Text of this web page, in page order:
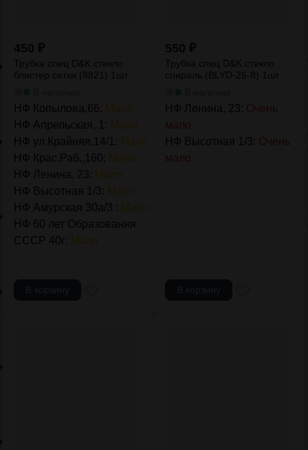
Трубка спец D&K стекло
блистер сетки (8821) 1шт
НФ Копылова,66: Мало
НФ Апрельская, 1: Мало
НФ ул.Крайняя,14/1: Мало
НФ Крас.Раб.,160: Мало
НФ Ленина, 23: Мало
НФ Высотная 1/3: Мало
НФ Амурская 30а/3 : Мало
НФ 60 лет Образования
СССР 40г: Мало
Трубка спец D&K стекло
спираль (BLYD-26-8) 1шт
НФ Ленина, 23: Очень
мало
НФ Высотная 1/3: Очень
мало